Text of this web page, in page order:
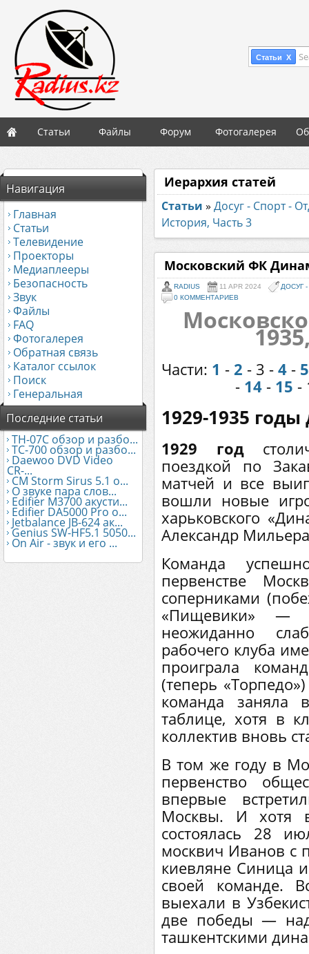
Статьи X
Статьи Файлы Форум Фотогалерея
Навигация
Главная
Статьи
Телевидение
Проекторы
Медиаплееры
Безопасность
Звук
Файлы
FAQ
Фотогалерея
Обратная связь
Каталог ссылок
Поиск
Генеральная
Последние статьи
TH-07C обзор и разбо...
TC-700 обзор и разбо...
Daewoo DVD Video
CR-...
CM Storm Sirus 5.1 о...
О звуке пара слов...
Edifier М3700 акусти...
Edifier DA5000 Pro о...
Jetbalance JB-624 ак...
Genius SW-HF5.1 5050...
On Air - звук и его ...
Иерархия статей
Статьи » Досуг - Спорт -
История, Часть 3
Московский ФК
RADIUS 11 APR 2024
ДОСУГ
0 КОММЕНТАРИЕВ
Части: 1 - 2 - 3 - 4 - 5
- 14- 15 -
1929-1935
1929 год
поездкой по
матчей и все
вошли новые
харьковского
Александр
Команда
первенстве
соперниками
«Пищевики»
неожиданно
рабочего клуба
проиграла
(теперь
команда заняла
таблице, хотя в
коллектив вновь
В том же году в
первенство
впервые
Москвы. И хотя
состоялась 28
москвич Иванов с
киевляне Синица
своей команде.
выехали в
две победы —
ташкентскими